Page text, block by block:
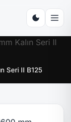
Seri II B125